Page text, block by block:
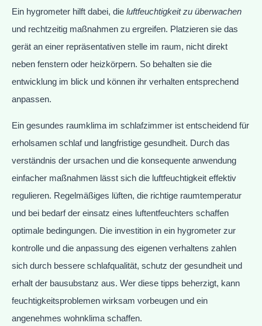
Ein hygrometer hilft dabei, die luftfeuchtigkeit zu überwachen
und rechtzeitig maßnahmen zu ergreifen. Platzieren sie das
gerät an einer repräsentativen stelle im raum, nicht direkt
neben fenstern oder heizkörpern. So behalten sie die
entwicklung im blick und können ihr verhalten entsprechend
anpassen.
Ein gesundes raumklima im schlafzimmer ist entscheidend für
erholsamen schlaf und langfristige gesundheit. Durch das
verständnis der ursachen und die konsequente anwendung
einfacher maßnahmen lässt sich die luftfeuchtigkeit effektiv
regulieren. Regelmäßiges lüften, die richtige raumtemperatur
und bei bedarf der einsatz eines luftentfeuchters schaffen
optimale bedingungen. Die investition in ein hygrometer zur
kontrolle und die anpassung des eigenen verhaltens zahlen
sich durch bessere schlafqualität, schutz der gesundheit und
erhalt der bausubstanz aus. Wer diese tipps beherzigt, kann
feuchtigkeitsproblemen wirksam vorbeugen und ein
angenehmes wohnklima schaffen.